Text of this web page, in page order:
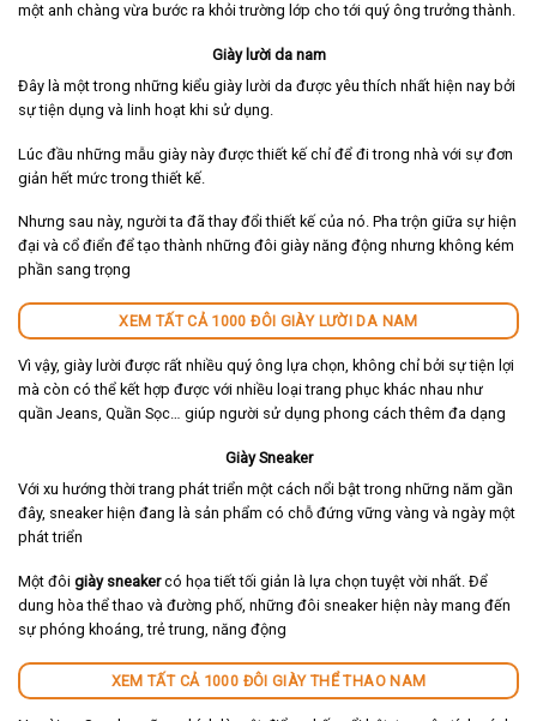
một anh chàng vừa bước ra khỏi trường lớp cho tới quý ông trưởng thành.
Giày lười da nam
Đây là một trong những kiểu giày lười da được yêu thích nhất hiện nay bởi
sự tiện dụng và linh hoạt khi sử dụng.
Lúc đầu những mẫu giày này được thiết kế chỉ để đi trong nhà với sự đơn
giản hết mức trong thiết kế.
Nhưng sau này, người ta đã thay đổi thiết kế của nó. Pha trộn giữa sự hiện
đại và cổ điển để tạo thành những đôi giày năng động nhưng không kém
phần sang trọng
XEM TẤT CẢ 1000 ĐÔI GIÀY LƯỜI DA NAM
Vì vậy, giày lười được rất nhiều quý ông lựa chọn, không chỉ bởi sự tiện lợi
mà còn có thể kết hợp được với nhiều loại trang phục khác nhau như
quần Jeans, Quần Sọc… giúp người sử dụng phong cách thêm đa dạng
Giày Sneaker
Với xu hướng thời trang phát triển một cách nổi bật trong những năm gần
đây, sneaker hiện đang là sản phẩm có chỗ đứng vững vàng và ngày một
phát triển
Một đôi giày sneakercó họa tiết tối giản là lựa chọn tuyệt vời nhất. Để
dung hòa thể thao và đường phố, những đôi sneaker hiện này mang đến
sự phóng khoáng, trẻ trung, năng động
XEM TẤT CẢ 1000 ĐÔI GIÀY THỂ THAO NAM